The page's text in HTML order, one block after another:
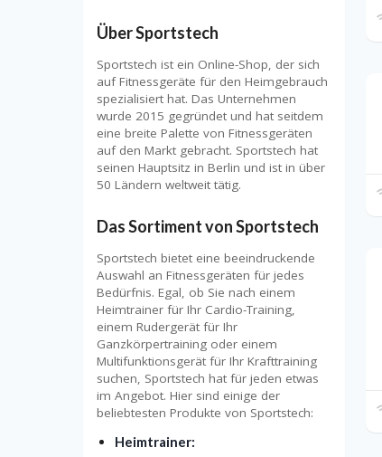
Über Sportstech
Sportstech ist ein Online-Shop, der sich
auf Fitnessgeräte für den Heimgebrauch
spezialisiert hat. Das Unternehmen
wurde 2015 gegründet und hat seitdem
eine breite Palette von Fitnessgeräten
auf den Markt gebracht. Sportstech hat
seinen Hauptsitz in Berlin und ist in über
50 Ländern weltweit tätig.
Das Sortiment von Sportstech
Sportstech bietet eine beeindruckende
Auswahl an Fitnessgeräten für jedes
Bedürfnis. Egal, ob Sie nach einem
Heimtrainer für Ihr Cardio-Training,
einem Rudergerät für Ihr
Ganzkörpertraining oder einem
Multifunktionsgerät für Ihr Krafttraining
suchen, Sportstech hat für jeden etwas
im Angebot. Hier sind einige der
beliebtesten Produkte von Sportstech:
Heimtrainer: